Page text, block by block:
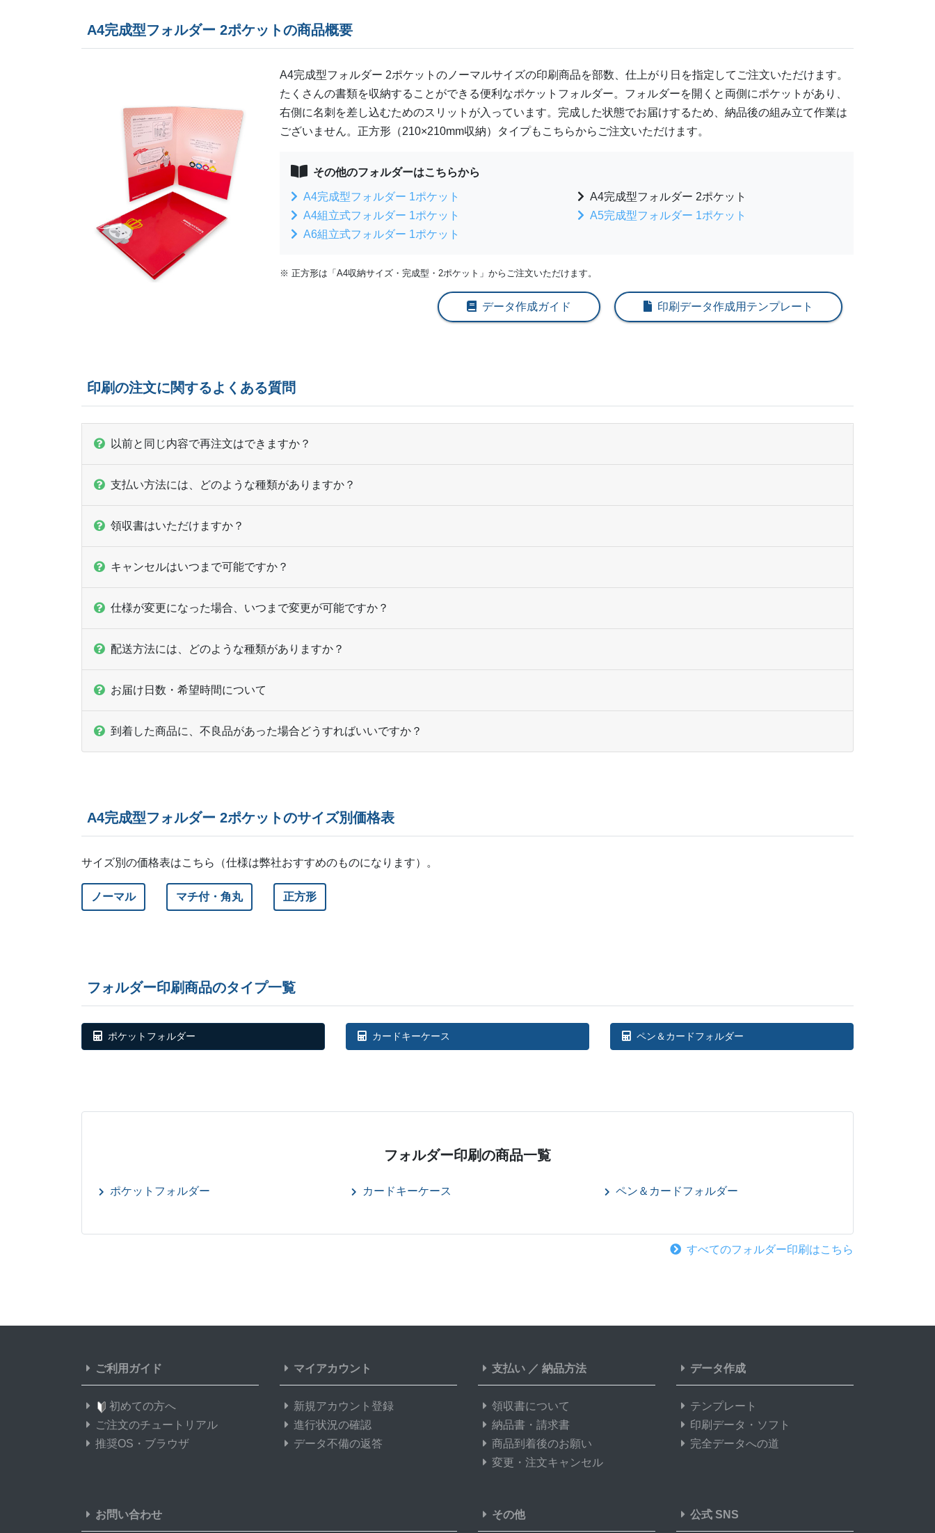
1,800部
2,000部
2,100部 ¥ 200,860 @ 95.6
2,300部
2,400部 222,123
2,500部
2,600部 ¥
¥ 243,089 @ 90
A4完成型フォルダー 2ポケットの商品概要
A4完成型フォルダー 2ポケットの ノーマルサイズの印刷商品を部数、仕上がり日を指定してご注文いただけます。
たくさんの書類を収納することができる便利なポケットフォルダー。フォルダーを開くと両側にポケットがあり、
右側に名刺を差し込むためのスリットが入っています。完成した状態でお届けするため、納品後の組み立て作業は
ございません。正方形（210×210mm収納）タイプもこちらからご注文いただけます。
その他のフォルダーはこちらから
A4完成型フォルダー 1ポケット
A4完成型フォルダー 2ポケット
A4組立式フォルダー 1ポケット
A5完成型フォルダー 1ポケット
A6組立式フォルダー 1ポケット
※ 正方形は「A4収納サイズ・完成型・2ポケット」からご注文いただけます。
データ作成ガイド 印刷データ作成用テンプレート
印刷の注文に関するよくある質問
以前と同じ内容で再注文はできますか？
支払い方法には、どのような種類がありますか？
領収書はいただけますか？
キャンセルはいつまで可能ですか？
仕様が変更になった場合、いつまで変更が可能ですか？
配送方法には、どのような種類がありますか？
お届け日数・希望時間について
到着した商品に、不良品があった場合どうすればいいですか？
A4完成型フォルダー 2ポケットのサイズ別価格表
サイズ別の価格表はこちら（仕様は弊社おすすめのものになります）。
ノーマル マチ付・角丸 正方形
フォルダー印刷商品のタイプ一覧
ポケットフォルダー カードキーケース ペン＆カードフォルダー
フォルダー印刷の商品一覧
ポケットフォルダー カードキーケース ペン＆カードフォルダー
すべてのフォルダー印刷はこちら
ご利用ガイド
初めての方へ
ご注文のチュートリアル
推奨OS・ブラウザ
マイアカウント
新規アカウント登録
進行状況の確認
データ不備の返答
支払い ／ 納品方法
領収書について
納品書・請求書
商品到着後のお願い
変更・注文キャンセル
データ作成
テンプレート
印刷データ・ソフト
完全データへの道
お問い合わせ その他 公式 SNS